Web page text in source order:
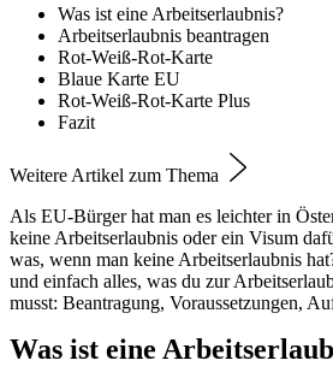
Was ist eine Arbeitserlaubnis?
Arbeitserlaubnis beantragen
Rot-Weiß-Rot-Karte
Blaue Karte EU
Rot-Weiß-Rot-Karte Plus
Fazit
Weitere Artikel zum Thema
Als EU-Bürger hat man es leichter in
keine Arbeitserlaubnis oder ein Visum
was, wenn man keine Arbeitserlaubnis
und einfach alles, was du zur
musst: Beantragung, Voraussetzungen,
Was ist eine